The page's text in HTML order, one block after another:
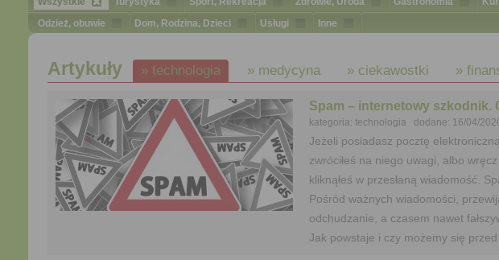
Odzież, obuwie
Dom, Rodzina, Dzieci Usługi Inne
Artykuły » technologia » medycyna » ciekawostki »
Spam – internetowy szkodnik.
kategoria: technologia dodane: 16/04/
Jeżeli posiadasz pocztę
zwróciłeś na niego uwagi, albo
kliknąłeś w przesłaną wiadomość.
Pośród ważnych wiadomości,
odchudzanie, a czasem nawet
Jak powstaje i czy możemy się